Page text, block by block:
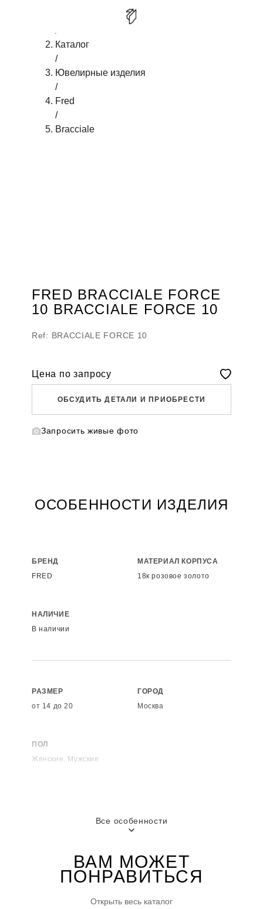
FRED BRACCIALE FORCE 10
Каталог
/
Ювелирные изделия
/
Fred
/
Bracciale
FRED BRACCIALE FORCE
10 BRACCIALE FORCE 10
Ref: BRACCIALE FORCE 10
Цена по запросу
ОБСУДИТЬ ДЕТАЛИ И ПРИОБРЕСТИ
WHATSAPP
Запросить живые фото
ОСОБЕННОСТИ ИЗДЕЛИЯ
БРЕНД
FRED
МАТЕРИАЛ КОРПУСА
18к розовое золото
НАЛИЧИЕ
В наличии
РАЗМЕР
от 14 до 20
ГОРОД
Москва
ПОЛ
Женские, Мужские
Все особенности
ВАМ МОЖЕТ
ПОНРАВИТЬСЯ
Открыть весь каталог